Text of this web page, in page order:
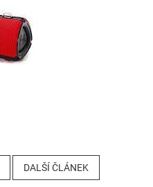
DALŠÍ ČLÁNEK